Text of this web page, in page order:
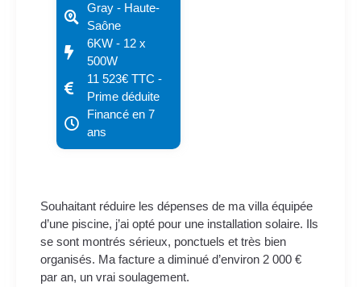
Gray - Haute-
Saône
6KW - 12 x
500W
11 523€ TTC -
Prime déduite
Financé en 7
ans
Souhaitant réduire les dépenses de ma villa équipée
d’une piscine, j’ai opté pour une installation solaire. Ils
se sont montrés sérieux, ponctuels et très bien
organisés. Ma facture a diminué d’environ 2 000 €
par an, un vrai soulagement.